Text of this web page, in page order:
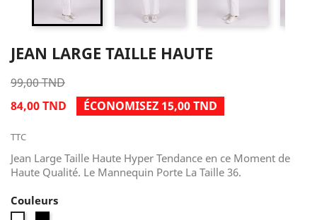
JEAN LARGE TAILLE HAUTE
99,00 TND
84,00 TND
ÉCONOMISEZ 15,00 TND
TTC
Jean Large Taille Haute Hyper Tendance en ce Moment de
Haute Qualité. Le Mannequin Porte La Taille 36.
Couleurs